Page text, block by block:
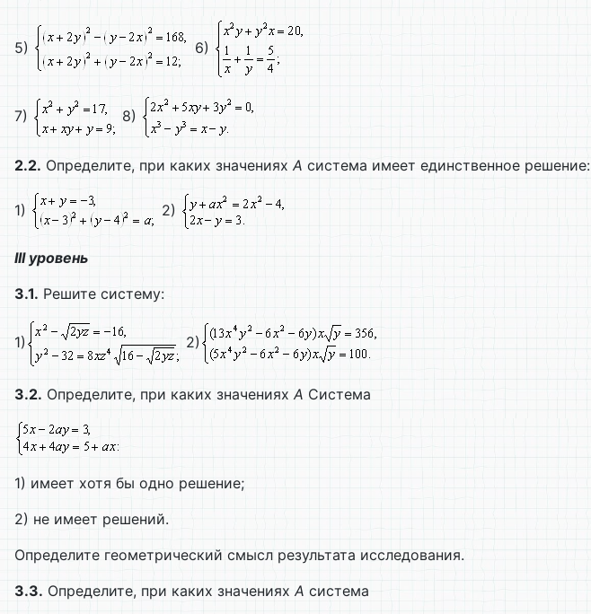
5) 6)
7) 8)
2.2. Определите, при каких значенияхА система имеет единственное решение:
1) 2)
III уровень
3.1. Решите систему:
1) 2)
3.2. Определите, при каких значенияхА Система
1) имеет хотя бы одно решение;
2) не имеет решений.
Определите геометрический смысл результата исследования.
3.3. Определите, при каких значенияхА система